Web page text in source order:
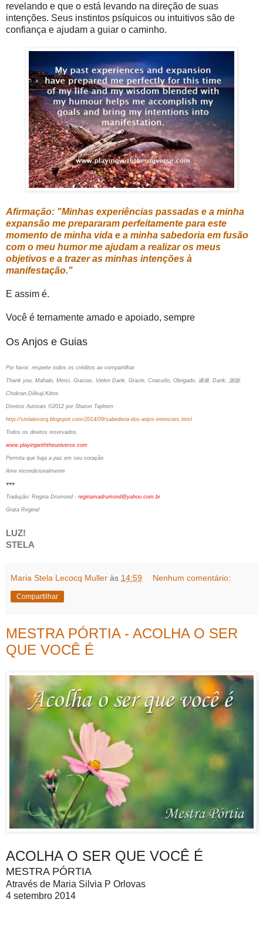
revelando e que o está levando na direção de suas
intenções. Seus instintos psíquicos ou intuitivos são de
confiança e ajudam a guiar o caminho.
Afirmação: "Minhas experiências passadas e a minha
expansão me prepararam perfeitamente para este
momento de minha vida e a minha sabedoria em fusão
com o meu humor me ajudam a realizar os meus
objetivos e a trazer as minhas intenções à
manifestação."
E assim é.
Você é ternamente amado e apoiado, sempre
Os Anjos e Guias
Por favor, respeite todos os créditos ao compartilhar.
Thank you, Mahalo, Merci, Gracias, Vielen Dank, Grazie, Спасибо, Obrigado, 谢谢, Dank, 謝謝,
Chokran,Děkuji,Kiitos
Direitos Autorais ©2012 por Sharon Taphorn
http://stelalecocq.blogspot.com/2014/09/sabedoria-dos-anjos-intencoes.html
Todos os direitos reservados.
www.playingwiththeuniverse.com
Permita que haja a paz em seu coração
Ame incondicionalmente
♥♥♥
Tradução: Regina Drumond - reginamadrumond@yahoo.com.br
Grata Regina!
LUZ!
STELA
Maria Stela Lecocq Muller às 14:59 Nenhum comentário:
Compartilhar
MESTRA PÓRTIA - ACOLHA O SER
QUE VOCÊ É
ACOLHA O SER QUE VOCÊ É
MESTRA PÓRTIA
Através de Maria Silvia P Orlovas
4 setembro 2014